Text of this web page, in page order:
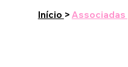
Início > Associadas